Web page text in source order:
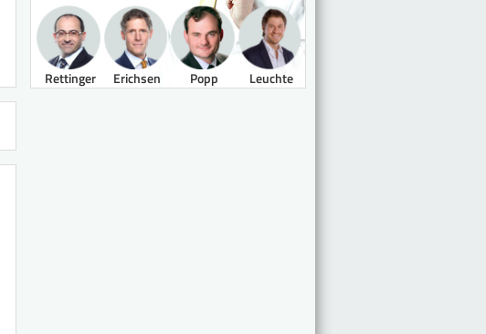
Rettinger Erichsen Popp Leuchte